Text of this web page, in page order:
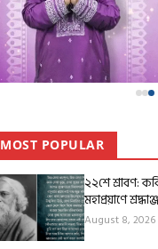
MOST POPULAR
২২শে শ্রাবণ:
মহাপ্রয়াণে
August 8, 2026